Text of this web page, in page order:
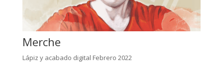
Merche
Lápiz y acabado digital Febrero 2022